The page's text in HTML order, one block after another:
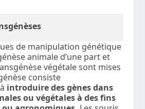
de manipulation génétique
animale d’une part et
végétale sont mises
consiste
introduire des gènes dans
ou végétales à des fins